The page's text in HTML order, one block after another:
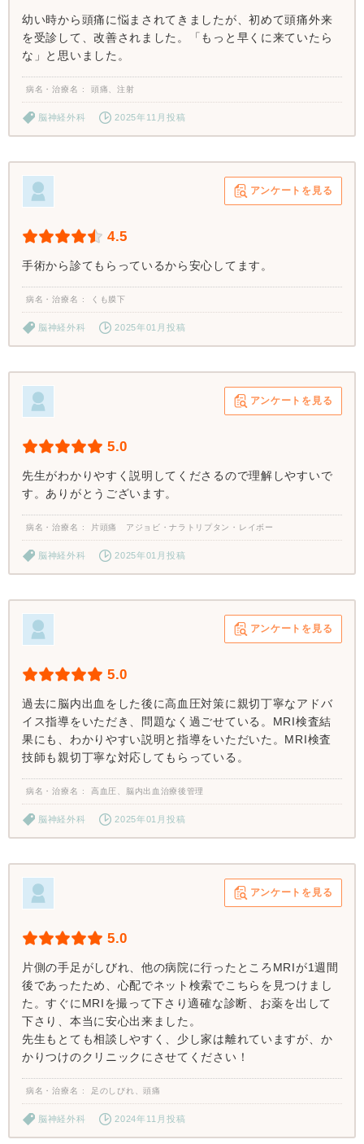
幼い時から頭痛に悩まされてきましたが、初めて頭痛外来
を受診して、改善されました。「もっと早くに来ていたら
な」と思いました。
病名・治療名 頭痛、注射
脳神経外科 2025年11月投稿
アンケートを見る
4.5
手術から診てもらっているから安心してます。
病名・治療名 くも膜下
脳神経外科 2025年01月投稿
アンケートを見る
5.0
先生がわかりやすく説明してくださるので理解しやすいで
す。ありがとうございます。
病名・治療名 片頭痛 アジョビ・ナラトリプタン・レイボー
脳神経外科 2025年01月投稿
アンケートを見る
5.0
過去に脳内出血をした後に高血圧対策に親切丁寧なアドバ
イス指導をいただき、問題なく過ごせている。MRI検査結
果にも、わかりやすい説明と指導をいただいた。MRI検査
技師も親切丁寧な対応してもらっている。
病名・治療名 高血圧、脳内出血治療後管理
脳神経外科 2025年01月投稿
アンケートを見る
5.0
片側の手足がしびれ、他の病院に行ったところMRIが1週間
後であったため、心配でネット検索でこちらを見つけまし
た。すぐにMRIを撮って下さり適確な診断、お薬を出して
下さり、本当に安心出来ました。
先生もとても相談しやすく、少し家は離れていますが、か
かりつけのクリニックにさせてください！
病名・治療名 足のしびれ、頭痛
脳神経外科 2024年11月投稿